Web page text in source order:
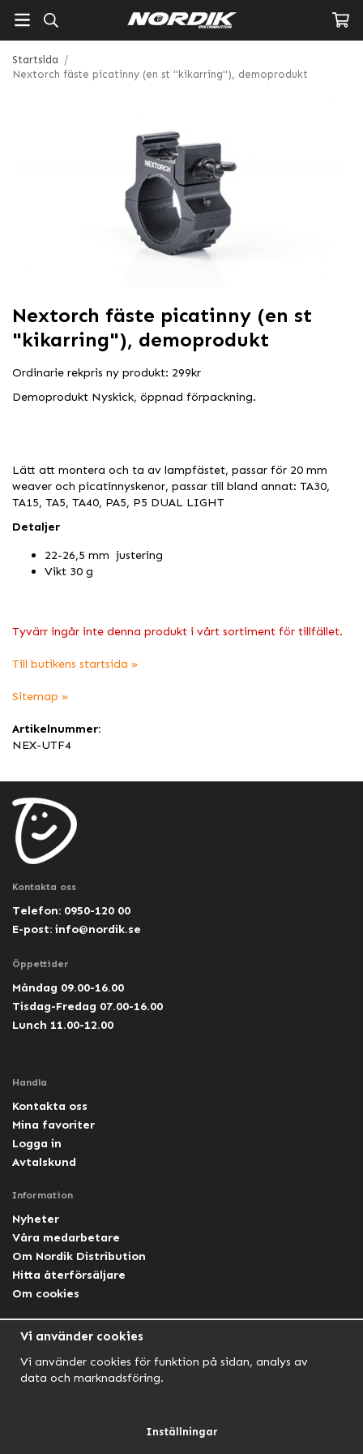
Startsida /
Nextorch fäste picatinny (en st "kikarring"), demoprodukt
Nextorch fäste picatinny (en st
"kikarring"), demoprodukt
Ordinarie rekpris ny produkt: 299kr
Demoprodukt Nyskick, öppnad förpackning.
Lätt att montera och ta av lampfästet, passar för 20 mm
weaver och picatinnyskenor, passar till bland annat: TA30,
TA15, TA5, TA40, PA5, P5 DUAL LIGHT
Detaljer
22-26,5 mm justering
Vikt 30 g
Tyvärr ingår inte denna produkt i vårt sortiment för tillfället.
Till butikens startsida »
Sitemap »
Artikelnummer:
NEX-UTF4
Kontakta oss
Telefon: 0950-120 00
E-post: info@nordik.se
Öppettider
Måndag 09.00-16.00
Tisdag-Fredag 07.00-16.00
Lunch 11.00-12.00
Handla
Kontakta oss
Mina favoriter
Logga in
Avtalskund
Information
Nyheter
Våra medarbetare
Om Nordik Distribution
Hitta återförsäljare
Om cookies
Facebook Lightforce Sweden
Vi använder cookies
Vi använder cookies för funktion på sidan, analys av
data och marknadsföring.
Inställningar